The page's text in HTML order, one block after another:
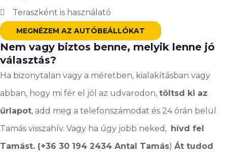
Teraszként is használató
MEGNÉZEM AZ AUTÓBEÁLLÓKAT
Nem vagy biztos benne, melyik lenne jó
választás?
Ha bizonytalan vagy a méretben, kialakításban vagy
abban, hogy mi fér el jól az udvarodon, töltsd ki az
űrlapot, add meg a telefonszámodat és 24 órán belül
Tamás visszahív. Vagy ha úgy jobb neked, hívd fel
Tamást. (+36 30 194 2434 Antal Tamás) Át tudod